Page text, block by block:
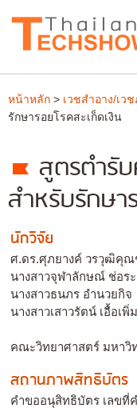
หน้าหลัก > เวชสำอาง/เว
รักษารอยโรคสะเก็ดเงิน
สูตรตำรับ
สำหรับรักษา
นักวิจัย
ศ.ดร.ศุภยางค์ วรวุฒิคุณ
นางสาวจุฬาลักษณ์ ช่อร
นางสาวธนภร อำนวยกิจ
นางสาวเสาวรัตน์ เอื้อเพิ่
คณะวิทยาศาสตร์ มหาวิ
สถานภาพสิทธิบัตร
คำขออนุสิทธิบัตร เลขที่